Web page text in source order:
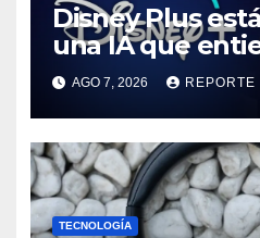
Disney Plus
una IA que
quieres ver
AGO 7, 2026 REPORTE
TECNOLOGÍA